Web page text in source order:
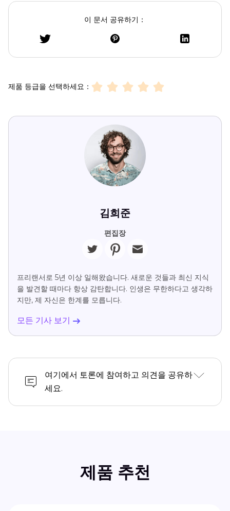
이 문서 공유하기：
제품 등급을 선택하세요：
김희준
편집장
프리랜서로 5년 이상 일해왔습니다. 새로운 것들과 최신 지식
을 발견할 때마다 항상 감탄합니다. 인생은 무한하다고 생각하
지만, 제 자신은 한계를 모릅니다.
모든 기사 보기
여기에서 토론에 참여하고 의견을 공유하
세요.
제품 추천